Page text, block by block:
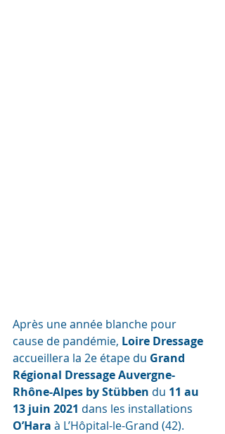
Après une année blanche pour
cause de pandémie, Loire Dressage
accueillera la 2e étape du Grand
Régional Dressage Auvergne-
Rhône-Alpes by Stübben du 11 au
13 juin 2021 dans les installations
O’Hara à L’Hôpital-le-Grand (42).